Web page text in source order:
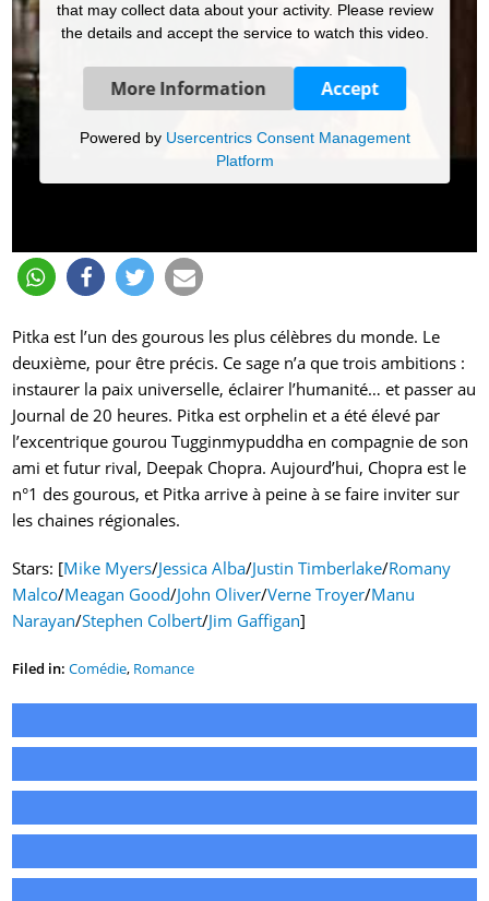
that may collect data about your activity. Please review
the details and accept the service to watch this video.
More Information Accept
Powered by Usercentrics Consent Management
Platform
Pitka est l’un des gourous les plus célèbres du monde. Le
deuxième, pour être précis. Ce sage n’a que trois ambitions :
instaurer la paix universelle, éclairer l’humanité… et passer au
Journal de 20 heures. Pitka est orphelin et a été élevé par
l’excentrique gourou Tugginmypuddha en compagnie de son
ami et futur rival, Deepak Chopra. Aujourd’hui, Chopra est le
n°1 des gourous, et Pitka arrive à peine à se faire inviter sur
les chaines régionales.
Stars: [Mike Myers/Jessica Alba/Justin Timberlake/Romany
Malco/Meagan Good/John Oliver/Verne Troyer/Manu
Narayan/Stephen Colbert/Jim Gaffigan]
Filed in: Comédie, Romance